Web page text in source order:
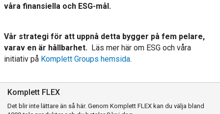
våra finansiella och ESG-mål.
Vår strategi för att uppnå detta bygger på fem pelare,
varav en är hållbarhet. Läs mer här om ESG och våra
initiativ på Komplett Groups hemsida.
Komplett FLEX
Det blir inte lättare än så här. Genom Komplett FLEX kan du välja bland